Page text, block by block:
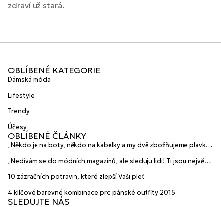
zdraví už stará.
OBLÍBENÉ KATEGORIE
Dámská móda
Lifestyle
Trendy
Účesy
OBLÍBENÉ ČLÁNKY
„Někdo je na boty, někdo na kabelky a my dvě zbožňujeme plavky“
HANAJANA Swimwear
„Nedívám se do módních magazínů, ale sleduju lidi! Ti jsou největší
10 zázračních potravin, které zlepší Vaši pleť
4 klíčové barevné kombinace pro pánské outfity 2015
SLEDUJTE NÁS